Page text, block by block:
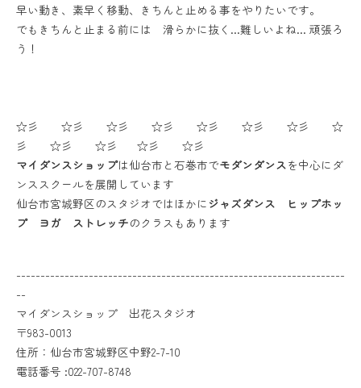
早い動き、素早く移動、きちんと止める事をやりたいです。
でもきちんと止まる前には 滑らかに抜く…難しいよね… 頑張ろ
う！
☆彡 ☆彡 ☆彡 ☆彡 ☆彡 ☆彡 ☆彡 ☆
彡 ☆彡 ☆彡 ☆彡 ☆彡
マイダンスショップは仙台市と石巻市でモダンダンスを中心にダ
ンススクールを展開しています
仙台市宮城野区のスタジオではほかに ジャズダンス ヒップホッ
プ ヨガ ストレッチのクラスもあります
--------------------------------------------------------------------
--
マイダンスショップ 出花スタジオ
〒983-0013
住所：仙台市宮城野区中野2-7-10
電話番号 :022-707-8748